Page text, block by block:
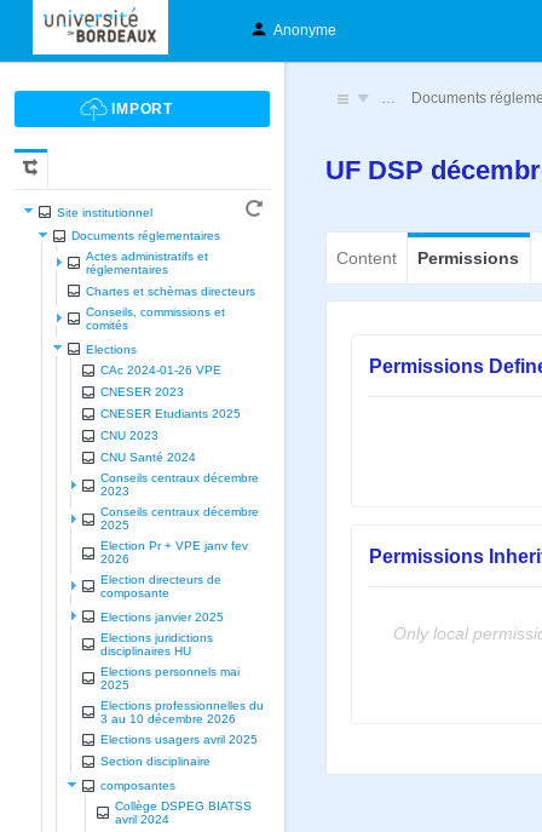
Anonyme
Site institutionnel
Documents réglementaires
Actes administratifs et
réglementaires
Chartes et schèmas directeurs
Conseils, commissions et
comités
Elections
CAc 2024-01-26 VPE
CNESER 2023
CNESER Etudiants 2025
CNU 2023
CNU Santé 2024
Conseils centraux décembre
2023
Conseils centraux décembre
2025
Election Pr + VPE janv fev
2026
Election directeurs de
composante
Elections janvier 2025
Elections juridictions
disciplinaires HU
Elections personnels mai
2025
Elections professionnelles du
3 au 10 décembre 2026
Elections usagers avril 2025
Section disciplinaire
composantes
Collège DSPEG BIATSS
avril 2024
… Documents
UF DSP
Content Permissions
Permissions
Permissions
Only local